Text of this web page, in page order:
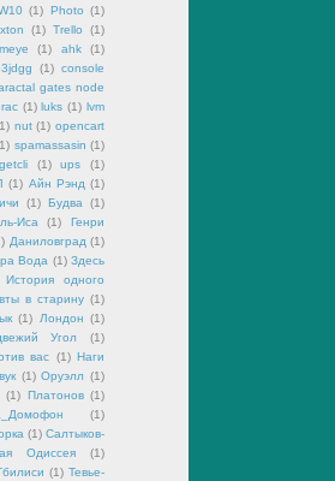
(1) Photo (1)
(1) Trello
(1)
(1) ahk
(1)
(1) console
gates node
(1) luks (1) lvm
nut (1) opencart
spamassasin (1)
(1) ups
(1)
(1) Айн Рэнд (1)
(1) Будва (1)
Иса (1)
Генри
Даниловград (1)
Вода (1) Здесь
История одного
в старину (1)
(1) Лондон (1)
Угол
(1)
вас (1) Наги
(1) Оруэлл (1)
(1) Платонов (1)
(1)
(1) Салтыков-
Одиссея
(1)
(1) Тевье-